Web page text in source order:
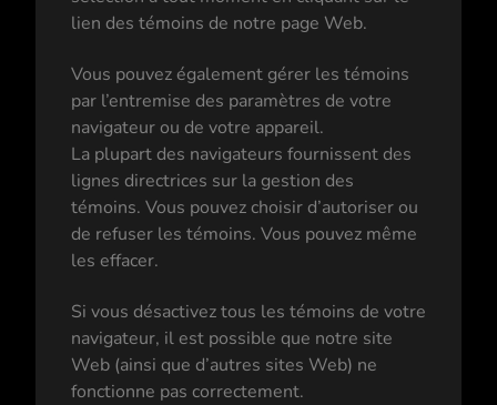
lien des témoins de notre page Web.
Vous pouvez également gérer les témoins
par l’entremise des paramètres de votre
navigateur ou de votre appareil.
La plupart des navigateurs fournissent des
lignes directrices sur la gestion des
témoins. Vous pouvez choisir d’autoriser ou
de refuser les témoins. Vous pouvez même
les effacer.
Si vous désactivez tous les témoins de votre
navigateur, il est possible que notre site
Web (ainsi que d’autres sites Web) ne
fonctionne pas correctement.